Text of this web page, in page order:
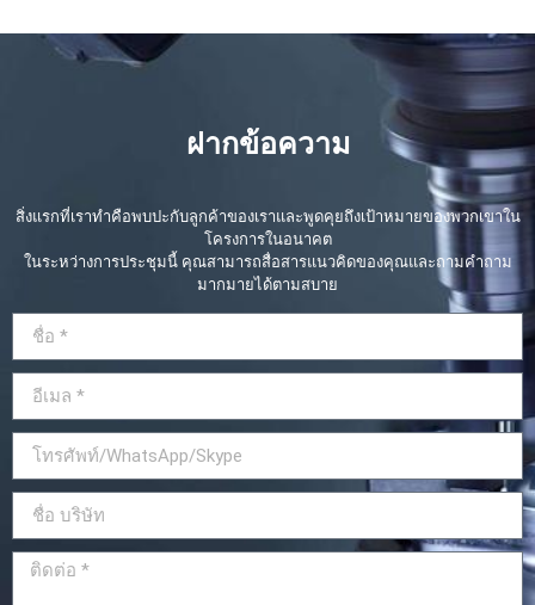
ฝากข้อความ
สิ่งแรกที่เราทำคือพบปะกับลูกค้าของเราและพูดคุยถึงเป้าหมายของพวกเขาใน
โครงการในอนาคต
ในระหว่างการประชุมนี้ คุณสามารถสื่อสารแนวคิดของคุณและถามคำถาม
มากมายได้ตามสบาย